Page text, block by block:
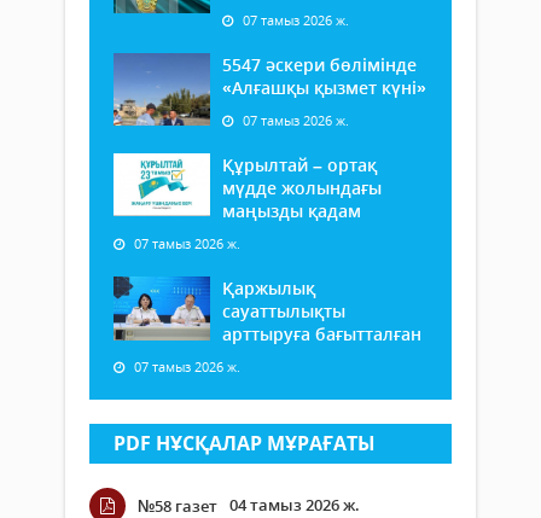
07 тамыз 2026 ж.
5547 әскери бөлімінде
«Алғашқы қызмет күні»
07 тамыз 2026 ж.
Құрылтай – ортақ
мүдде жолындағы
маңызды қадам
07 тамыз 2026 ж.
Қаржылық
сауаттылықты
арттыруға бағытталған
07 тамыз 2026 ж.
PDF НҰСҚАЛАР МҰРАҒАТЫ
№58 газет 04 тамыз 2026 ж.